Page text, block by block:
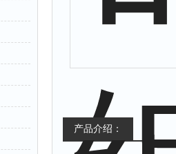
产品介绍：